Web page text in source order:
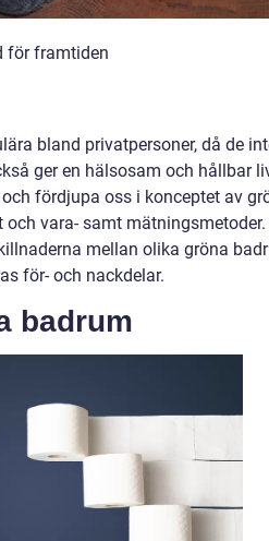
för framtiden
bland privatpersoner, då de
ger en hälsosam och hållbar
fördjupa oss i konceptet av
vara- samt mätningsmetoder.
mellan olika gröna
för- och nackdelar.
badrum